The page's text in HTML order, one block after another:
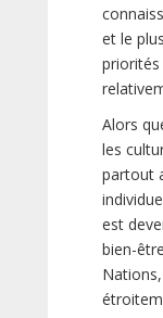
et le
Alors
les
partout
est
bien-